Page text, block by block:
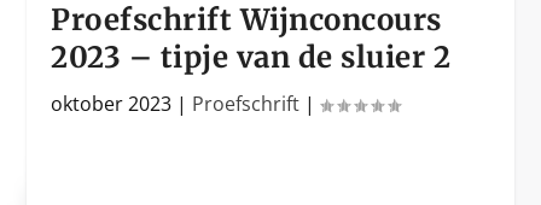
Proefschrift Wijnconcours
2023 – tipje van de sluier 2
oktober 2023 | Proefschrift |